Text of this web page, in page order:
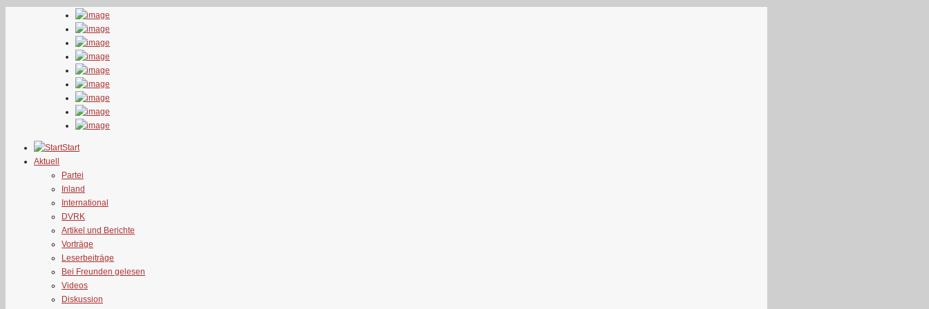
Start
Aktuell
Partei
Inland
International
DVRK
Artikel und Berichte
Vorträge
Leserbeiträge
Bei Freunden gelesen
Videos
Diskussion